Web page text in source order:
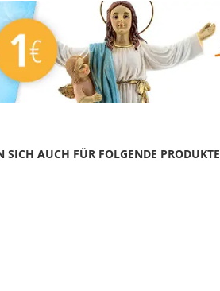
SICH AUCH FÜR FOLGENDE PRODUKTE